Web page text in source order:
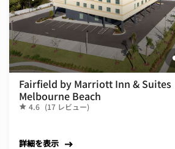
Fairfield by Marriott Inn & Suites
Melbourne Beach
4.6 (17 レビュー)
詳細を表示